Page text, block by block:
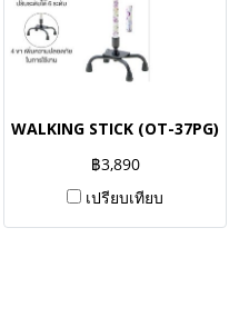
WALKING STICK (OT-37PG)
฿3,890
เปรียบเทียบ